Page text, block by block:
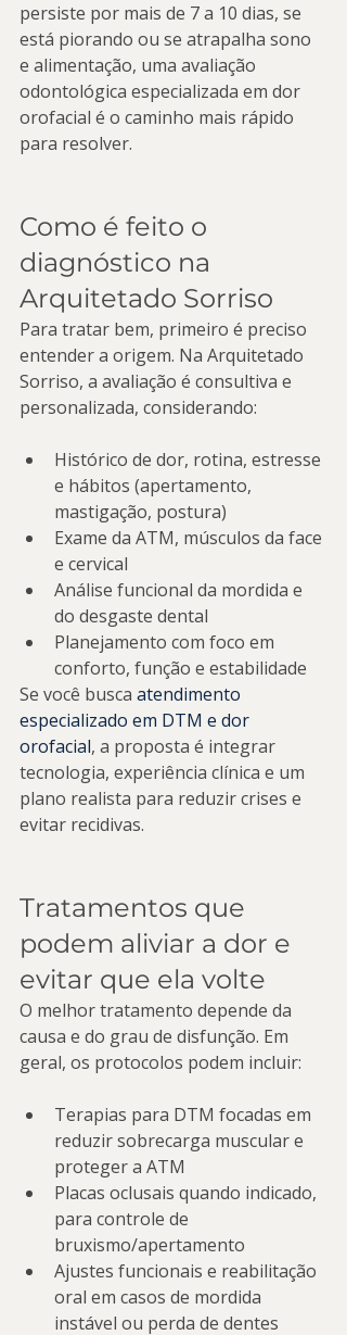
persiste por mais de 7 a 10 dias, se
está piorando ou se atrapalha sono
e alimentação, uma avaliação
odontológica especializada em dor
orofacial é o caminho mais rápido
para resolver.
Como é feito o
diagnóstico na
Arquitetado Sorriso
Para tratar bem, primeiro é preciso
entender a origem. Na Arquitetado
Sorriso, a avaliação é consultiva e
personalizada, considerando:
Histórico de dor, rotina, estresse
e hábitos (apertamento,
mastigação, postura)
Exame da ATM, músculos da face
e cervical
Análise funcional da mordida e
do desgaste dental
Planejamento com foco em
conforto, função e estabilidade
Se você busca atendimento
especializado em DTM e dor
orofacial, a proposta é integrar
tecnologia, experiência clínica e um
plano realista para reduzir crises e
evitar recidivas.
Tratamentos que
podem aliviar a dor e
evitar que ela volte
O melhor tratamento depende da
causa e do grau de disfunção. Em
geral, os protocolos podem incluir:
Terapias para DTM focadas em
reduzir sobrecarga muscular e
proteger a ATM
Placas oclusais quando indicado,
para controle de
bruxismo/apertamento
Ajustes funcionais e reabilitação
oral em casos de mordida
instável ou perda de dentes